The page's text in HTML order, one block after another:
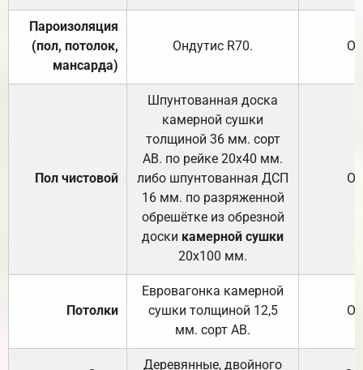
Пароизоляция
(пол, потолок,
мансарда)
Ондутис R70.
Пол чистовой
Шпунтованная доска
камерной сушки
толщиной 36 мм. сорт
АВ. по рейке 20х40 мм.
либо шпунтованная ДСП
16 мм. по разряженной
обрешётке из обрезной
доски камерной сушки
20х100 мм.
Потолки
Евровагонка камерной
сушки толщиной 12,5
мм. сорт АВ.
Деревянные, двойного